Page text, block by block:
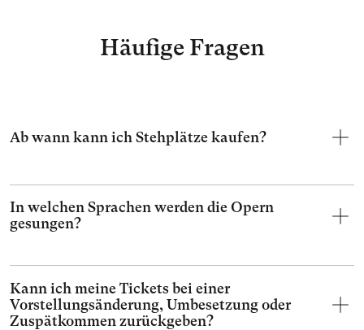
Häufige Fragen
Ab wann kann ich Stehplätze kaufen?
In welchen Sprachen werden die Opern
gesungen?
Kann ich meine Tickets bei einer
Vorstellungsänderung, Umbesetzung oder
Zuspätkommen zurückgeben?